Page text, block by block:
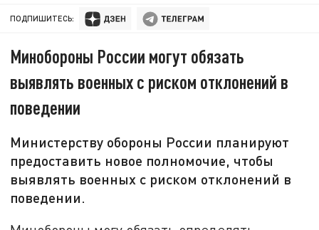
ПОДПИШИТЕСЬ:
Минобороны России могут обязать
выявлять военных с риском отклонений в
поведении
Министерству обороны России планируют
предоставить новое полномочие, чтобы
выявлять военных с риском отклонений в
поведении.